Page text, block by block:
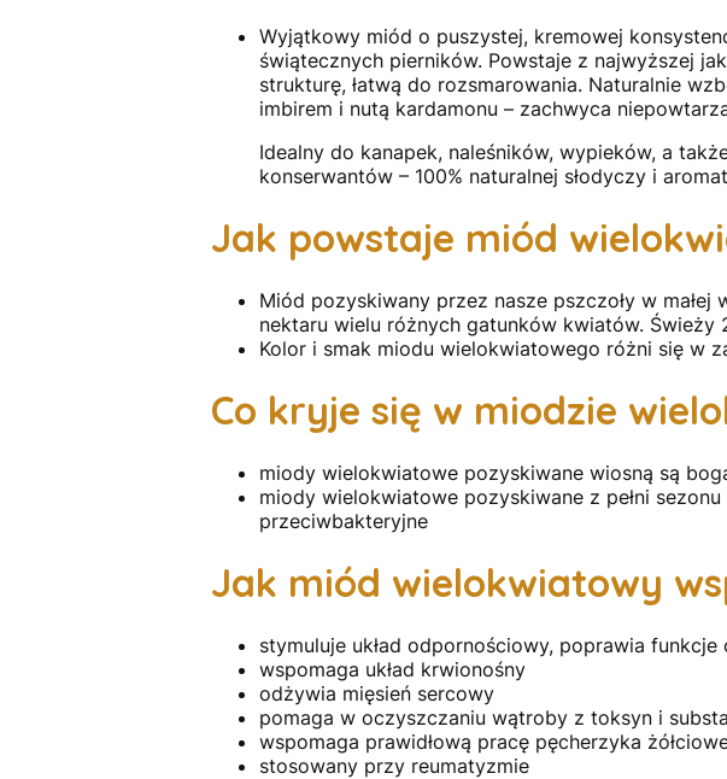
Wyjątkowy miód o puszystej, kremowej
świątecznych pierników. Powstaje z najwyższej
strukturę, łatwą do rozsmarowania. Naturalnie
imbirem i nutą kardamonu – zachwyca
Idealny do kanapek, naleśników, wypieków, a
konserwantów – 100% naturalnej słodyczy i
Jak powstaje miód
Miód pozyskiwany przez nasze pszczoły w
nektaru wielu różnych gatunków kwiatów. Świeży
Kolor i smak miodu wielokwiatowego różni się w
Co kryje się w miodzie
miody wielokwiatowe pozyskiwane wiosną są
miody wielokwiatowe pozyskiwane z pełni
przeciwbakteryjne
Jak miód wielokwiatowy
stymuluje układ odpornościowy, poprawia funkcje
wspomaga układ krwionośny
odżywia mięsień sercowy
pomaga w oczyszczaniu wątroby z toksyn i
wspomaga prawidłową pracę pęcherzyka
stosowany przy reumatyzmie